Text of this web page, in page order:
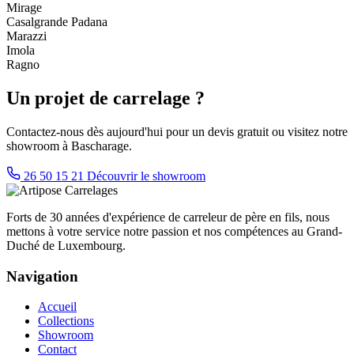
Mirage
Casalgrande Padana
Marazzi
Imola
Ragno
Un projet de carrelage ?
Contactez-nous dès aujourd'hui pour un devis gratuit ou visitez notre
showroom à Bascharage.
26 50 15 21 Découvrir le showroom
Forts de 30 années d'expérience de carreleur de père en fils, nous
mettons à votre service notre passion et nos compétences au Grand-
Duché de Luxembourg.
Navigation
Accueil
Collections
Showroom
Contact